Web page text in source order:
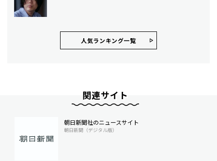
人気ランキング⼀覧
関連サイト
朝日新聞社のニュースサイト
朝日新聞（デジタル版）